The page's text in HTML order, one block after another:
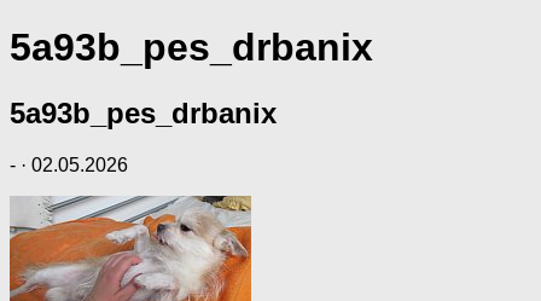
5a93b_pes_drbanix
5a93b_pes_drbanix
- · 02.05.2026